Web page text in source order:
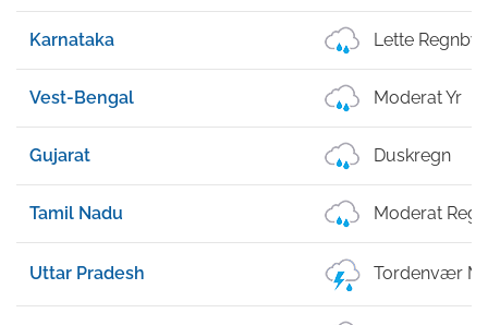
Karnataka Lette
Vest-Bengal Moderat Yr
Gujarat Duskregn
Tamil Nadu Moderat
Uttar Pradesh Tordenvær